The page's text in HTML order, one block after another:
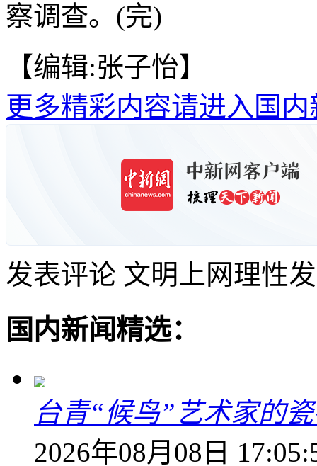
察调查。(完)
【编辑:张子怡】
更多精彩内容请进入国内
发表评论 文明上网理性
国内新闻精选：
台青“候鸟”艺术家的
2026年08月08日